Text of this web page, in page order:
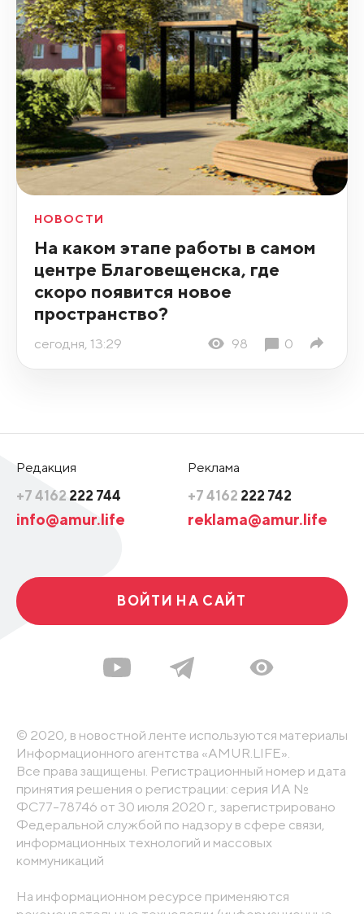
НОВОСТИ
На каком этапе работы в самом
центре Благовещенска, где
скоро появится новое
пространство?
сегодня, 13:29 98 0
Редакция
+7 4162 222 744
info@amur.life
Реклама
+7 4162 222 742
reklama@amur.life
ВОЙТИ НА САЙТ
© 2020, в новостной ленте используются материалы
Информационного агентства «AMUR.LIFE».
Все права защищены. Регистрационный номер и дата
принятия решения о регистрации: серия ИА №
ФС77-78746 от 30 июля 2020 г., зарегистрировано
Федеральной службой по надзору в сфере связи,
информационных технологий и массовых
коммуникаций
На информационном ресурсе применяются